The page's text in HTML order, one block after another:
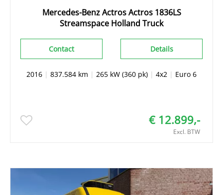
Mercedes-Benz Actros Actros 1836LS
Streamspace Holland Truck
Details
Contact
2016 | 837.584 km | 265 kW (360 pk) | 4x2 | Euro 6
€ 12.899,-
Excl. BTW